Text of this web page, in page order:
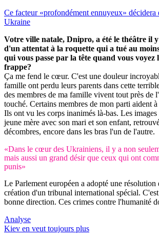
Ce facteur «profondément ennuyeux» décidera
Ukraine
Votre ville natale, Dnipro, a été le théâtre il
d'un attentat à la roquette qui a tué au
qui vous passe par la tête quand vous voyez
frappe?
Ça me fend le cœur. C'est une douleur
famille ont perdu leurs parents dans cette
des membres de ma famille vivent tout près de
touché. Certains membres de mon parti aident à
Ils ont vu les corps inanimés là-bas. Les
jeune mère avec son mari et son enfant,
décombres, encore dans les bras l'un de l'autre.
«Dans le cœur des Ukrainiens, il y a non
mais aussi un grand désir que ceux qui ont
punis»
Le Parlement européen a adopté une résolution
création d'un tribunal international spécial.
bonne direction. Ces crimes contre l'humanité
Analyse
Kiev en veut toujours plus